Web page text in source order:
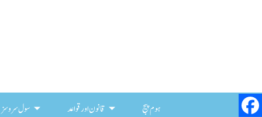
ہوم پیج قانون اور قواعد سول سروسز